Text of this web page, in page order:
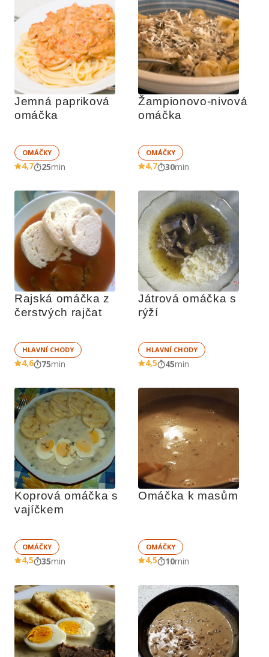
Jemná papriková
omáčka
OMÁČKY
4,7 25min
Žampionovo-nivová
omáčka
OMÁČKY
4,7 30min
Rajská omáčka z
čerstvých rajčat
HLAVNÍ CHODY
4,6 75min
Játrová omáčka s
rýží
HLAVNÍ CHODY
4,5 45min
Koprová omáčka s
vajíčkem
OMÁČKY
4,5 35min
Omáčka k masům
OMÁČKY
4,5 10min